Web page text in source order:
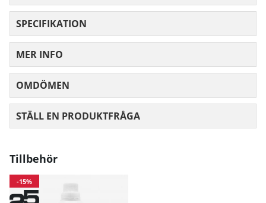
SPECIFIKATION
MER INFO
OMDÖMEN
STÄLL EN PRODUKTFRÅGA
Tillbehör
-15%